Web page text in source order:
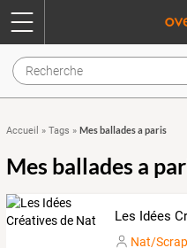
Accueil » Tags » Mes ballades a paris
Mes ballades a
Nat/